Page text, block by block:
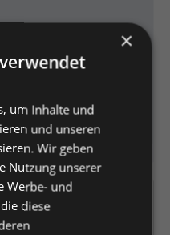
154744
4035877931986
×
um Inhalte und
und unseren
Wir geben
Nutzung unserer
Werbe- und
diese